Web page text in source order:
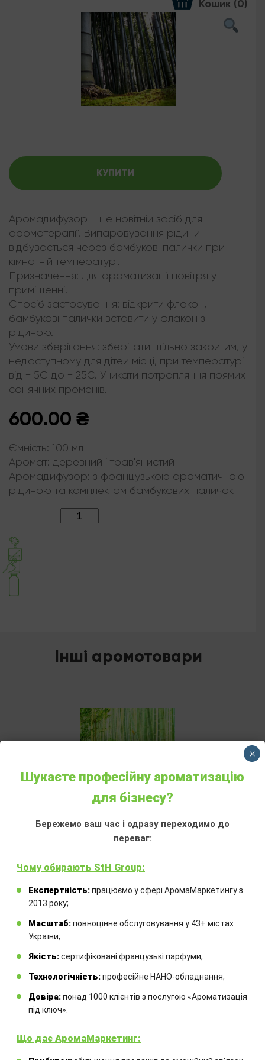
Кошик (0)
КУПИТИ
Аромадифузор - це новітній засіб для
аромотерапії. Випаровування рідини
відбувається через бамбукові палички при
кімнатній температурі.
Призначення: для ароматизації повітря у
приміщенні.
Спосіб застосування: відкрити флакон,
бамбукові палички вставити у флакон з
рідиною.
Умови зберігання: зберігати щільно закритим, у
недоступному для дітей місці, при температурі
від + 5С до + 25С. Уникати потрапляння прямих
сонячних променів.
600.00 ₴
Ємність: 100 мл
Аромат: деревний і трав'янистий
Аромадифузор: з французькою ароматичною
рідиною та комплектом бамбукових паличок
Інші аромотовари
АРОМАДИФУЗОР
БАМБУКОВИЙ МІКС
Ємність:
100 мл
Аромат:солодкуватий запах
молодого бамбука та огіркової
грядки
Аромадифузор:
з французькою
ароматичною рідиною та
550.00₴
Шукаєте професійну ароматизацію
для бізнесу?
Бережемо ваш час і одразу переходимо до
переваг:
Чому обирають StH Group:
Експертність:працюємо у сфері АромаМаркетингу з
2013 року;
Масштаб:повноцінне обслуговування у 43+ містах
України;
Якість:сертифіковані французькі парфуми;
Технологічність:професійне НАНО-обладнання;
Довіра:понад 1000 клієнтів з послугою «Ароматизація
під ключ».
Що дає АромаМаркетинг:
×